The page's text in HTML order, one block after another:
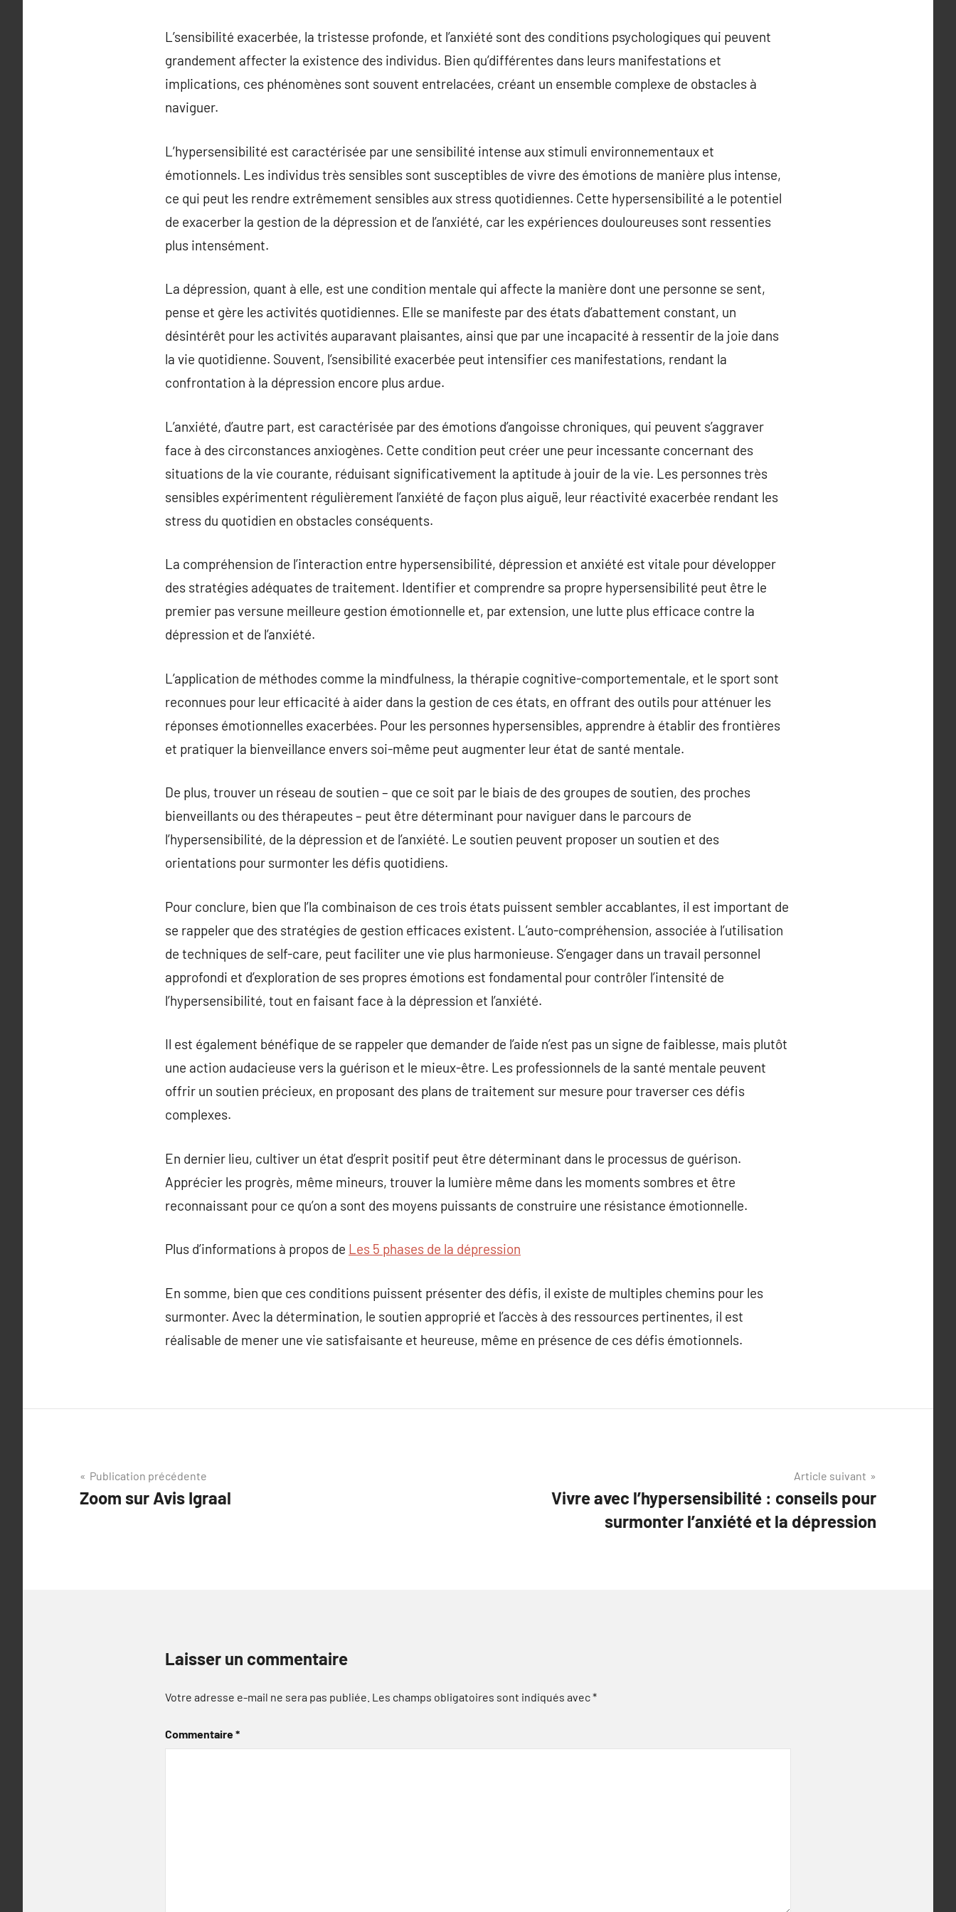
L’sensibilité exacerbée, la tristesse profonde, et l’anxiété sont des conditions psychologiques qui peuvent
grandement affecter la existence des individus. Bien qu’différentes dans leurs manifestations et
implications, ces phénomènes sont souvent entrelacées, créant un ensemble complexe de obstacles à
naviguer.
L’hypersensibilité est caractérisée par une sensibilité intense aux stimuli environnementaux et
émotionnels. Les individus très sensibles sont susceptibles de vivre des émotions de manière plus intense,
ce qui peut les rendre extrêmement sensibles aux stress quotidiennes. Cette hypersensibilité a le potentiel
de exacerber la gestion de la dépression et de l’anxiété, car les expériences douloureuses sont ressenties
plus intensément.
La dépression, quant à elle, est une condition mentale qui affecte la manière dont une personne se sent,
pense et gère les activités quotidiennes. Elle se manifeste par des états d’abattement constant, un
désintérêt pour les activités auparavant plaisantes, ainsi que par une incapacité à ressentir de la joie dans
la vie quotidienne. Souvent, l’sensibilité exacerbée peut intensifier ces manifestations, rendant la
confrontation à la dépression encore plus ardue.
L’anxiété, d’autre part, est caractérisée par des émotions d’angoisse chroniques, qui peuvent s’aggraver
face à des circonstances anxiogènes. Cette condition peut créer une peur incessante concernant des
situations de la vie courante, réduisant significativement la aptitude à jouir de la vie. Les personnes très
sensibles expérimentent régulièrement l’anxiété de façon plus aiguë, leur réactivité exacerbée rendant les
stress du quotidien en obstacles conséquents.
La compréhension de l’interaction entre hypersensibilité, dépression et anxiété est vitale pour développer
des stratégies adéquates de traitement. Identifier et comprendre sa propre hypersensibilité peut être le
premier pas versune meilleure gestion émotionnelle et, par extension, une lutte plus efficace contre la
dépression et de l’anxiété.
L’application de méthodes comme la mindfulness, la thérapie cognitive-comportementale, et le sport sont
reconnues pour leur efficacité à aider dans la gestion de ces états, en offrant des outils pour atténuer les
réponses émotionnelles exacerbées. Pour les personnes hypersensibles, apprendre à établir des frontières
et pratiquer la bienveillance envers soi-même peut augmenter leur état de santé mentale.
De plus, trouver un réseau de soutien – que ce soit par le biais de des groupes de soutien, des proches
bienveillants ou des thérapeutes – peut être déterminant pour naviguer dans le parcours de
l’hypersensibilité, de la dépression et de l’anxiété. Le soutien peuvent proposer un soutien et des
orientations pour surmonter les défis quotidiens.
Pour conclure, bien que l’la combinaison de ces trois états puissent sembler accablantes, il est important de
se rappeler que des stratégies de gestion efficaces existent. L’auto-compréhension, associée à l’utilisation
de techniques de self-care, peut faciliter une vie plus harmonieuse. S’engager dans un travail personnel
approfondi et d’exploration de ses propres émotions est fondamental pour contrôler l’intensité de
l’hypersensibilité, tout en faisant face à la dépression et l’anxiété.
Il est également bénéfique de se rappeler que demander de l’aide n’est pas un signe de faiblesse, mais plutôt
une action audacieuse vers la guérison et le mieux-être. Les professionnels de la santé mentale peuvent
offrir un soutien précieux, en proposant des plans de traitement sur mesure pour traverser ces défis
complexes.
En dernier lieu, cultiver un état d’esprit positif peut être déterminant dans le processus de guérison.
Apprécier les progrès, même mineurs, trouver la lumière même dans les moments sombres et être
reconnaissant pour ce qu’on a sont des moyens puissants de construire une résistance émotionnelle.
Plus d’informations à propos de Les 5 phases de la dépression
En somme, bien que ces conditions puissent présenter des défis, il existe de multiples chemins pour les
surmonter. Avec la détermination, le soutien approprié et l’accès à des ressources pertinentes, il est
réalisable de mener une vie satisfaisante et heureuse, même en présence de ces défis émotionnels.
Navigation
de
Publication précédente
Zoom sur Avis Igraal
Article suivant
Vivre avec l’hypersensibilité : conseils pour
surmonter l’anxiété et la dépression
Laisser un commentaire
Votre adresse e-mail ne sera pas publiée. Les champs obligatoires sont indiqués avec*
Commentaire*